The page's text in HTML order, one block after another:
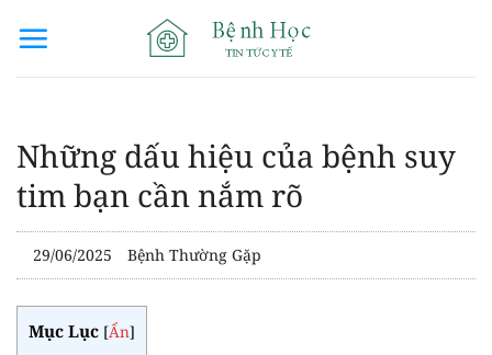
qua
Những dấu hiệu của bệnh suy
tim bạn cần nắm rõ
29/06/2025 Bệnh Thường Gặp
Mục Lục [Ẩn]